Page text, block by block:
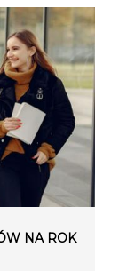
NA ROK